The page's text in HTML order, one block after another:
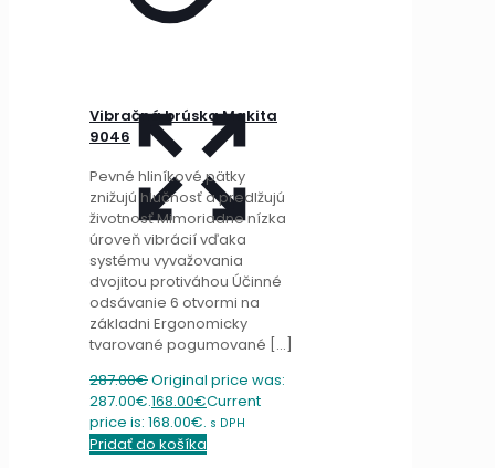
Vibračná brúska Makita
9046
Pevné hliníkové pätky
znižujú hlučnosť a predlžujú
životnosť Mimoriadne nízka
úroveň vibrácií vďaka
systému vyvažovania
dvojitou protiváhou Účinné
odsávanie 6 otvormi na
základni Ergonomicky
tvarované pogumované […]
287.00€Original price was:
287.00€.168.00€Current
price is: 168.00€. s DPH
Pridať do košíka